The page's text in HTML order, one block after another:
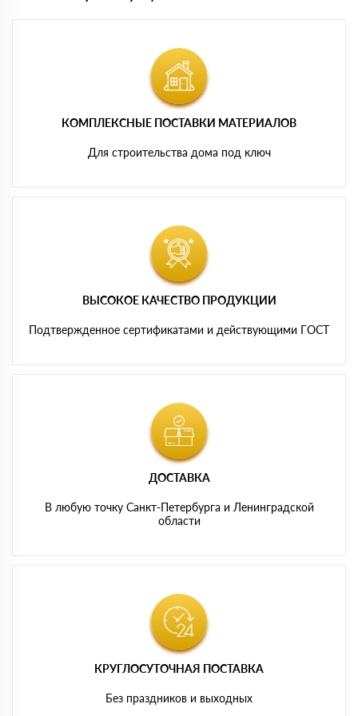
КОМПЛЕКСНЫЕ ПОСТАВКИ МАТЕРИАЛОВ
Для строительства дома под ключ
ВЫСОКОЕ КАЧЕСТВО ПРОДУКЦИИ
Подтвержденное сертификатами и действующими ГОСТ
ДОСТАВКА
В любую точку Санкт-Петербурга и Ленинградской
области
КРУГЛОСУТОЧНАЯ ПОСТАВКА
Без праздников и выходных